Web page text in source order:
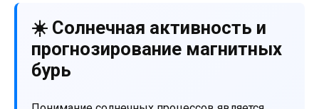
☀️ Солнечная активность и
прогнозирование магнитных
бурь